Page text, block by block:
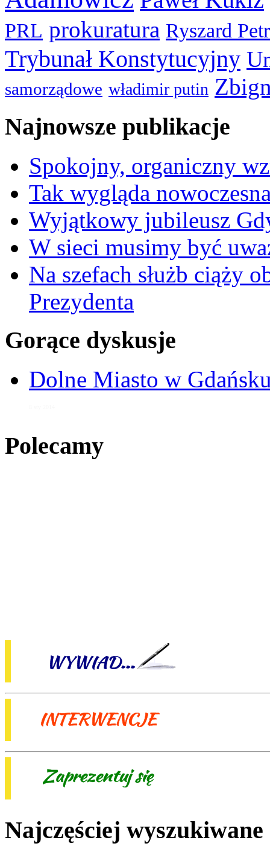
PRL prokuratura Ryszard
Trybunał Konstytucyjny
samorządowe władimir putin
Najnowsze publikacje
Spokojny, organiczny
Tak wygląda
Wyjątkowy jubileusz
W sieci musimy być
Na szefach służb ciąży
Prezydenta
Gorące dyskusje
Dolne Miasto w
Polecamy
Najczęściej wyszukiwane